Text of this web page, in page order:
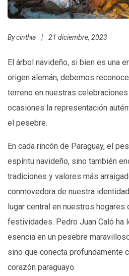
Bycinthia | 21 diciembre, 2023
El árbol navideño, si bien es una
origen alemán, debemos
terreno en nuestras
ocasiones la representación
el pesebre.
En cada rincón de Paraguay, el
espíritu navideño, sino también
tradiciones y valores más
conmovedora de nuestra
lugar central en nuestros hogares
festividades. Pedro Juan Caló ha
esencia en un pesebre
sino que conecta profundamente
corazón paraguayo.